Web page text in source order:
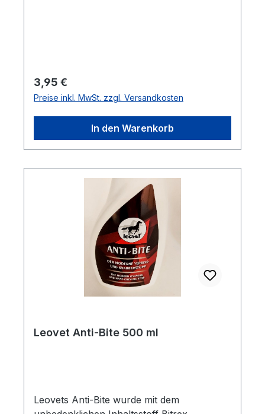
Regulärer Preis:
3,95 €
Preise inkl. MwSt. zzgl. Versandkosten
In den Warenkorb
Leovet Anti-Bite 500 ml
Leovets Anti-Bite wurde mit dem